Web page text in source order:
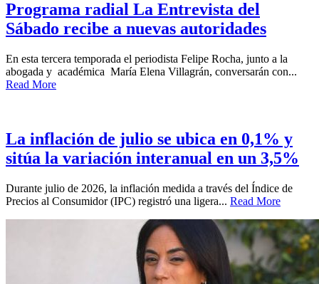
Programa radial La Entrevista del
Sábado recibe a nuevas autoridades
En esta tercera temporada el periodista Felipe Rocha, junto a la
abogada y académica María Elena Villagrán, conversarán con...
Read More
La inflación de julio se ubica en 0,1% y
sitúa la variación interanual en un 3,5%
Durante julio de 2026, la inflación medida a través del Índice de
Precios al Consumidor (IPC) registró una ligera... Read More